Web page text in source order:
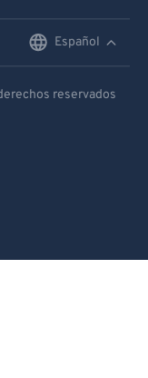
Español
reservados